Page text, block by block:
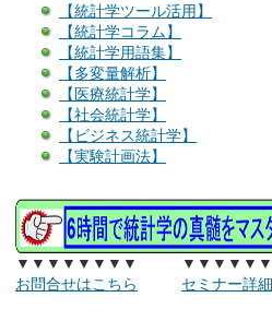
【統計学ツール活用】
【統計学コラム】
【統計学用語集】
【多変量解析】
【医療統計学】
【社会統計学】
【ビジネス統計学】
【実験計画法】
▼▼▼▼▼▼▼▼
お問合せはこちら
セミナー詳